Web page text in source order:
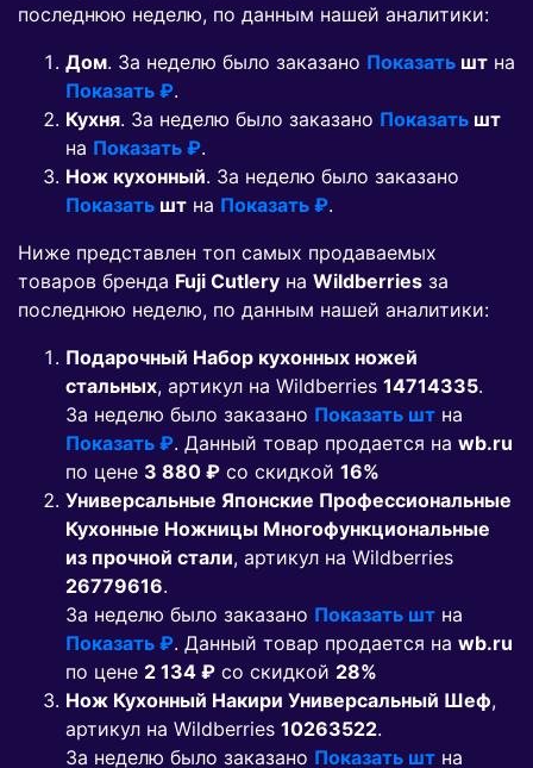
последнюю неделю, по данным нашей аналитики:
Дом. За неделю было заказано Показать шт на
Показать ₽.
Кухня. За неделю было заказано Показать шт
на Показать ₽.
Нож кухонный. За неделю было заказано
Показать шт на Показать ₽.
Ниже представлен топ самых продаваемых
товаров бренда Fuji Cutlery на Wildberries за
последнюю неделю, по данным нашей аналитики:
Подарочный Набор кухонных ножей
стальных, артикул на Wildberries 14714335.
За неделю было заказано Показать шт на
Показать ₽. Данный товар продается на wb.ru
по цене 3 880 ₽ co скидкой 16%
Универсальные Японские Профессиональные
Кухонные Ножницы Многофункциональные
из прочной стали, артикул на Wildberries
26779616.
За неделю было заказано Показать шт на
Показать ₽. Данный товар продается на wb.ru
по цене 2 134 ₽ co скидкой 28%
Нож Кухонный Накири Универсальный Шеф,
артикул на Wildberries 10263522.
За неделю было заказано Показать шт на